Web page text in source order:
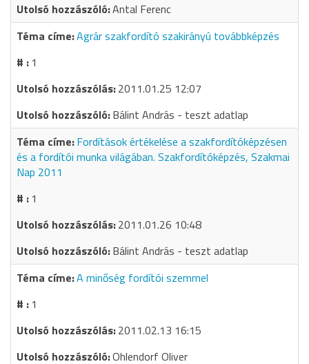
Antal Ferenc
Agrár szakfordító szakirányú továbbképzés
1
2011.01.25 12:07
Bálint András - teszt adatlap
Fordítások értékelése a szakfordítóképzésen
és a fordítói munka világában. Szakfordítóképzés, Szakmai
Nap 2011
1
2011.01.26 10:48
Bálint András - teszt adatlap
A minőség fordítói szemmel
1
2011.02.13 16:15
Ohlendorf Oliver